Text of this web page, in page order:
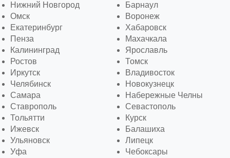
Нижний Новгород
Омск
Екатеринбург
Пенза
Калининград
Ростов
Иркутск
Челябинск
Самара
Ставрополь
Тольятти
Ижевск
Ульяновск
Уфа
Барнаул
Воронеж
Хабаровск
Махачкала
Ярославль
Томск
Владивосток
Новокузнецк
Набережные Челны
Севастополь
Курск
Балашиха
Липецк
Чебоксары